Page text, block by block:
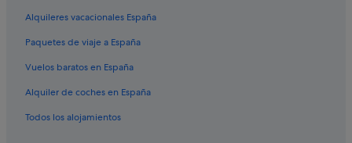
Hoteles para familias en Costa Adeje
Alquileres vacacionales España
Paquetes de viaje a España
Vuelos baratos en España
Alquiler de coches en España
Todos los alojamientos